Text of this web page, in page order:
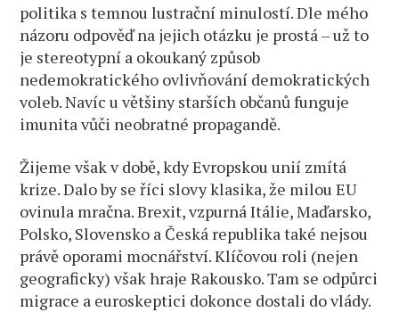
politika s temnou lustrační minulostí. Dle mého
názoru odpověď na jejich otázku je prostá – už to
je stereotypní a okoukaný způsob
nedemokratického ovlivňování demokratických
voleb. Navíc u většiny starších občanů funguje
imunita vůči neobratné propagandě.
Žijeme však v době, kdy Evropskou unií zmítá
krize. Dalo by se říci slovy klasika, že milou EU
ovinula mračna. Brexit, vzpurná Itálie, Maďarsko,
Polsko, Slovensko a Česká republika také nejsou
právě oporami mocnářství. Klíčovou roli (nejen
geograficky) však hraje Rakousko. Tam se odpůrci
migrace a euroskeptici dokonce dostali do vlády.